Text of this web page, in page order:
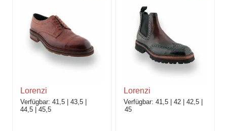
Lorenzi
41,5
43,5
44,5
45,5
Lorenzi
41,5 42
42,5
45